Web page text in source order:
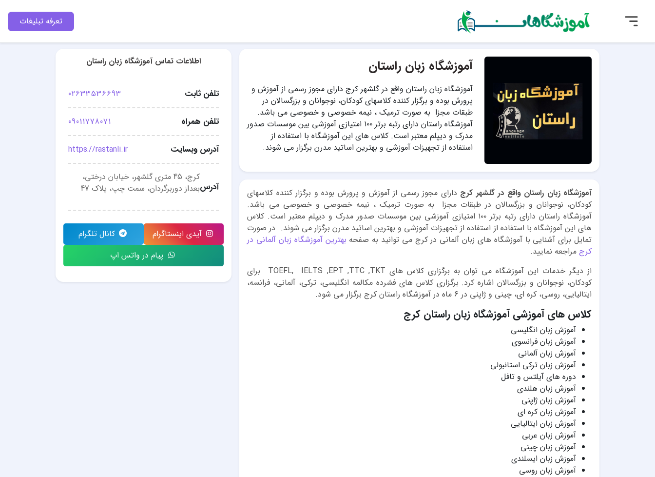
تعرفه تبلیغات
آموزشگاه زبان راستان
آموزشگاه زبان راستان واقع در گلشهر کرج دارای مجوز رسمی از آموزش و
پرورش بوده و برگزار کننده کلاسهای کودکان، نوجوانان و بزرگسالان در
طبقات مجزا به صورت ترمیک ، نیمه خصوصی و خصوصی می باشد.
آموزشگاه راستان دارای رتبه برتر ۱۰۰ امتیازی آموزشی بین موسسات صدور
مدرک و دیپلم معتبر است. کلاس های این آموزشگاه با استفاده از
استفاده از تجهیزات آموزشی و بهترین اساتید مدرن برگزار می شوند.
آموزشگاه زبان راستان واقع در گلشهر کرج دارای مجوز رسمی از آموزش و پرورش بوده و برگزار کننده کلاسهای
کودکان، نوجوانان و بزرگسالان در طبقات مجزا به صورت ترمیک ، نیمه خصوصی و خصوصی می باشد.
آموزشگاه راستان دارای رتبه برتر ۱۰۰ امتیازی آموزشی بین موسسات صدور مدرک و دیپلم معتبر است. کلاس
های این آموزشگاه با استفاده از استفاده از تجهیزات آموزشی و بهترین اساتید مدرن برگزار می شوند. در صورت
تمایل برای آشنایی با آموزشگاه های زبان آلمانی در کرج می توانید به صفحه بهترین آموزشگاه زبان آلمانی در
کرج مراجعه نمایید.
از دیگر خدمات این آموزشگاه می توان به برگزاری کلاس های TOEFL, IELTS ,EPT ,TTC ,TKT برای
کودکان، نوجوانان و بزرگسالان اشاره کرد. برگزاری کلاس های فشرده مکالمه انگلیسی، ترکی، آلمانی، فرانسه،
ایتالیایی، روسی، کره ای، چینی و ژاپنی در 6 ماه در آموزشگاه راستان کرج برگزار می شود.
کلاس های آموزشی آموزشگاه زبان راستان کرج
آموزش زبان انگلیسی
آموزش زبان فرانسوی
آموزش زبان آلمانی
آموزش زبان ترکی استانبولی
دوره های آیلتس و تافل
آموزش زبان هلندی
آموزش زبان ژاپنی
آموزش زبان کره ای
آموزش زبان ایتالیایی
آموزش زبان عربی
آموزش زبان چینی
آموزش زبان ایسلندی
آموزش زبان روسی
اطلاعات تماس آموزشگاه زبان راستان
تلفن ثابت 02633536693
تلفن همراه 09011778071
آدرس وبسایت https://rastanli.ir
آدرس
کرج، 45 متری گلشهر، خیابان درختی،
بعداز دوربرگردان، سمت چپ، پلاک 47
آیدی اینستاگرام
کانال تلگرام
پیام در واتس اپ